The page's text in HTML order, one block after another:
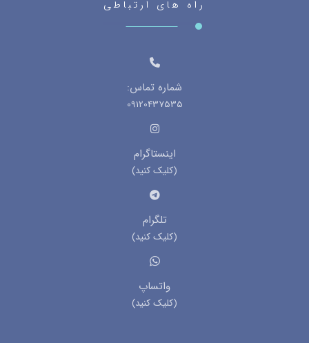
راه های ارتباطی
شماره تماس:
09120437535
اینستاگرام
(کلیک کنید)
تلگرام
(کلیک کنید)
واتساپ
(کلیک کنید)